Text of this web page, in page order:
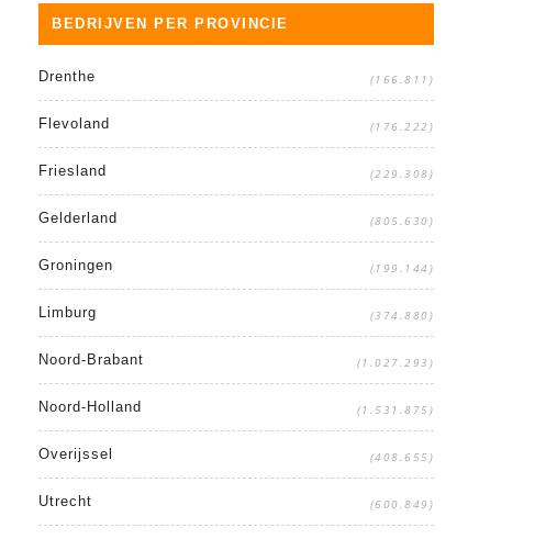
BEDRIJVEN PER PROVINCIE
Drenthe (166.811)
Flevoland (176.222)
Friesland (229.308)
Gelderland (805.630)
Groningen (199.144)
Limburg (374.880)
Noord-Brabant (1.027.293)
Noord-Holland (1.531.875)
Overijssel (408.655)
Utrecht (600.849)